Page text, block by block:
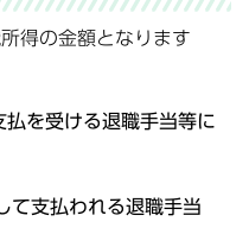
得の金額となります
を受ける退職手当等に
て支払われる退職手当